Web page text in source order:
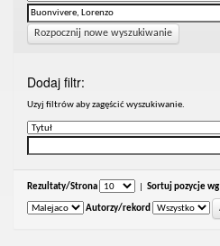
Rozpocznij nowe wyszukiwanie
Dodaj filtr:
Uzyj filtrów aby zagęścić wyszukiwanie.
Rezultaty/Strona Sortuj pozycje wg
Autorzy/rekord